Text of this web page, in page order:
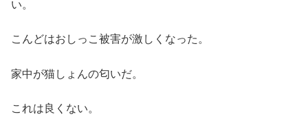
い。
こんどはおしっこ被害が激しくなった。
家中が猫しょんの匂いだ。
これは良くない。